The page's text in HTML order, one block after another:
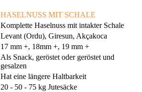
HASELNUSS MIT SCHALE
Komplette Haselnuss mit intakter Schale
Levant (Ordu), Giresun, Akçakoca
17 mm +, 18mm +, 19 mm +
Als Snack, geröstet oder geröstet und
gesalzen
Hat eine längere Haltbarkeit
20 - 50 - 75 kg Jutesäcke